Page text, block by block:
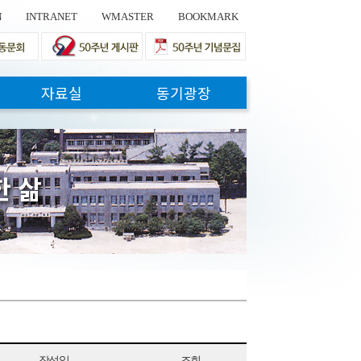
INTRANET WMASTER BOOKMARK
자료실 동기광장
삶